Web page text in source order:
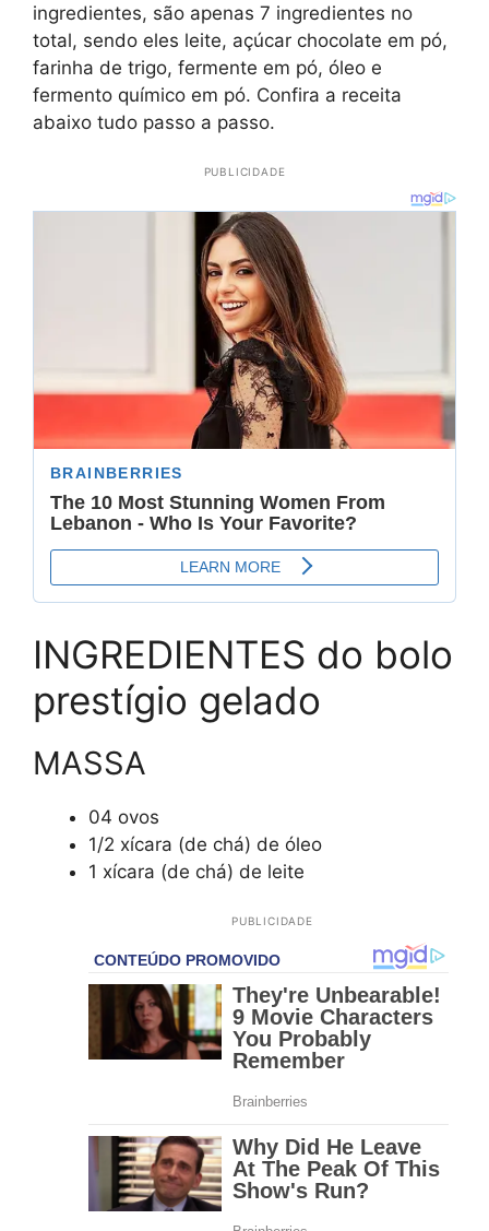
ingredientes, são apenas 7 ingredientes no
total, sendo eles leite, açúcar chocolate em pó,
farinha de trigo, fermente em pó, óleo e
fermento químico em pó. Confira a receita
abaixo tudo passo a passo.
PUBLICIDADE
INGREDIENTES do bolo
prestígio gelado
MASSA
04 ovos
1/2 xícara (de chá) de óleo
1 xícara (de chá) de leite
PUBLICIDADE